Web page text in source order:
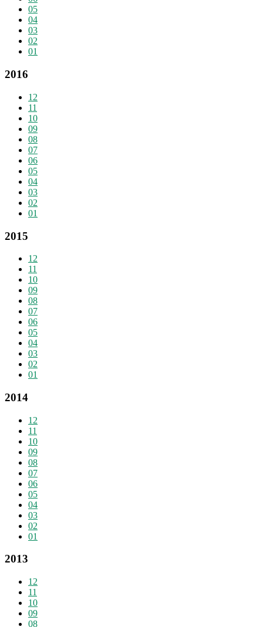
05
04
03
02
01
2016
12
11
10
09
08
07
06
05
04
03
02
01
2015
12
11
10
09
08
07
06
05
04
03
02
01
2014
12
11
10
09
08
07
06
05
04
03
02
01
2013
12
11
10
09
08